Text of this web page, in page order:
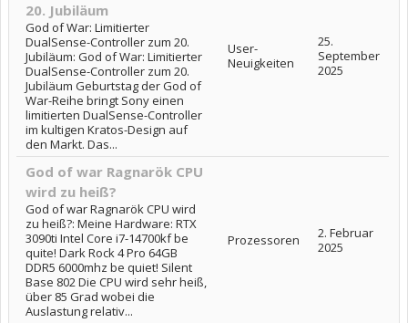
20. Jubiläum
God of War: Limitierter
DualSense-Controller zum 20.
Jubiläum: God of War: Limitierter
DualSense-Controller zum 20.
Jubiläum Geburtstag der God of
War-Reihe bringt Sony einen
limitierten DualSense-Controller
im kultigen Kratos-Design auf
den Markt. Das...
User-
Neuigkeiten
25.
September
2025
God of war Ragnarök CPU
wird zu heiß?
God of war Ragnarök CPU wird
zu heiß?: Meine Hardware: RTX
3090ti Intel Core i7-14700kf be
quite! Dark Rock 4 Pro 64GB
DDR5 6000mhz be quiet! Silent
Base 802 Die CPU wird sehr heiß,
über 85 Grad wobei die
Auslastung relativ...
Prozessoren
2. Februar
2025